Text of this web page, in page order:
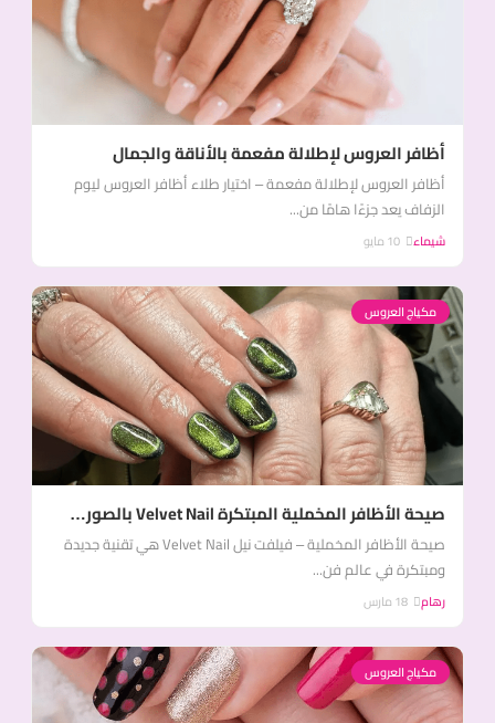
أظافر العروس لإطلالة مفعمة بالأناقة والجمال
أظافر العروس لإطلالة مفعمة – اختيار طلاء أظافر العروس ليوم
الزفاف يعد جزءًا هامًا من...
شيماء
مكياج العروس
صيحة الأظافر المخملية المبتكرة Velvet Nail بالصور…
صيحة الأظافر المخملية – فيلفت نيل Velvet Nail هي تقنية جديدة
ومبتكرة في عالم فن...
رهام
مكياج العروس